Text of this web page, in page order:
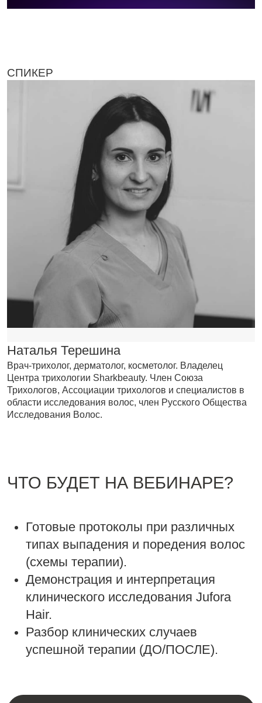
ЧТО БУДЕТ НА ВЕБИНАРЕ?
Готовые протоколы при различных
типах выпадения и поредения волос
(схемы терапии).
Демонстрация и интерпретация
клинического исследования Jufora
Hair.
Разбор клинических случаев
успешной терапии (ДО/ПОСЛЕ).
СПИКЕР
ФОТО ВРЕМЕННО ОТСУТСВУЕТ
Наталья Терешина
Врач-трихолог, дерматолог, косметолог. Владелец
Центра трихологии Sharkbeauty. Член Союза
Трихологов, Ассоциации трихологов и специалистов в
области исследования волос, член Русского Общества
Исследования Волос.